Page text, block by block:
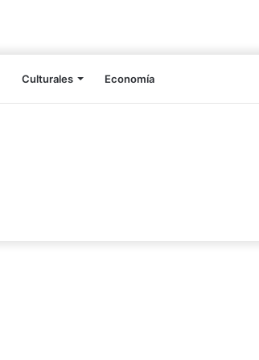
Culturales Economía